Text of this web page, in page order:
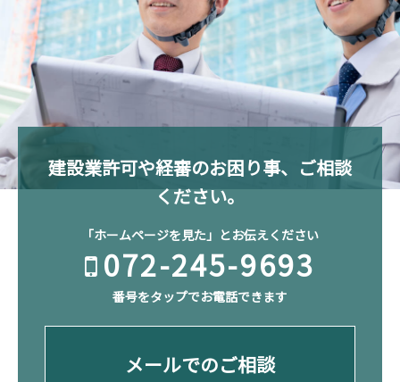
建設業許可や経審のお困り事、ご相談
ください。
「ホームページを見た」とお伝えください
072-245-9693
番号をタップでお電話できます
メールでのご相談